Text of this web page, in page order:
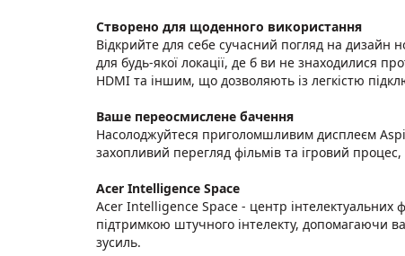
Створено для щоденного використання
Відкрийте для себе сучасний погляд на дизайн
для будь-якої локації, де б ви не знаходилися
HDMI та іншим, що дозволяють із легкістю
Ваше переосмислене бачення
Насолоджуйтеся приголомшливим дисплеєм
захопливий перегляд фільмів та ігровий
Acer Intelligence Space
Acer Intelligence Space - центр інтелектуальних
підтримкою штучного інтелекту, допомагаючи
зусиль.